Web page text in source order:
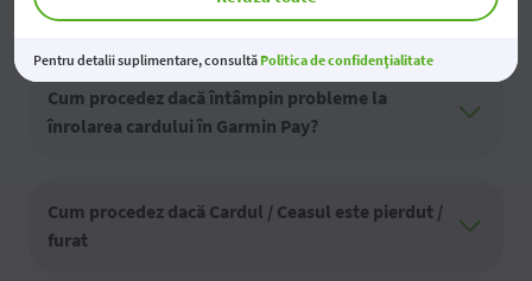
Pay?
Cum procedez dacă întâmpin probleme la
înrolarea cardului în Garmin Pay?
Cum procedez dacă Cardul / Ceasul este pierdut /
furat
Pentru detalii suplimentare, consultă Politica de confidențialitate